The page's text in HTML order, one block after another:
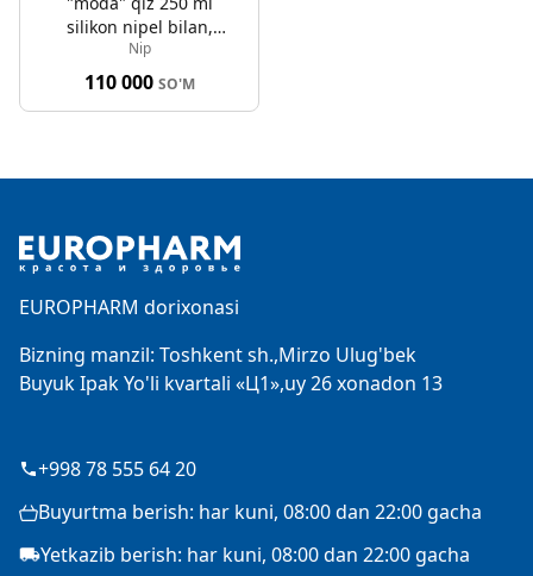
silikon nipel bilan,
o'lchami 1 0-6 oy
(o'rtacha oqim) M
Nip
110 000 SO'M
EUROPHARM dorixonasi
Bizning manzil: Toshkent sh.,Mirzo Ulug'bek
Buyuk Ipak Yo'li kvartali «Ц1»,uy 26 xonadon 13
+998 78 555 64 20
Buyurtma berish: har kuni, 08:00 dan 22:00 gacha
Yetkazib berish: har kuni, 08:00 dan 22:00 gacha